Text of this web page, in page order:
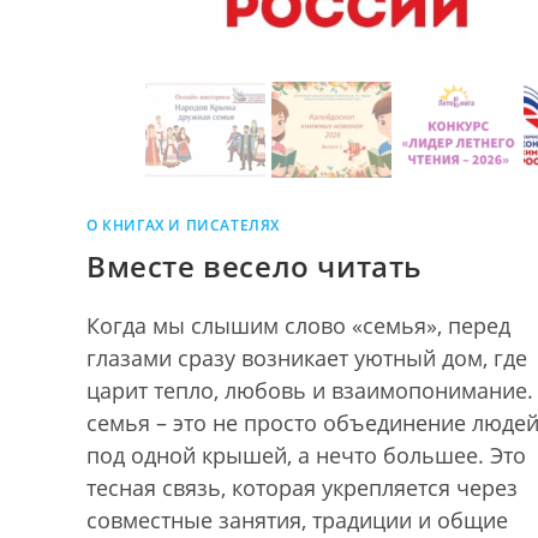
О КНИГАХ И ПИСАТЕЛЯХ
Вместе весело читать
Когда мы слышим слово «семья», перед
глазами сразу возникает уютный дом, где
царит тепло, любовь и
семья – это не просто объединение людей
под одной крышей, а нечто большее. Это
тесная связь, которая укрепляется через
совместные занятия, традиции и общие